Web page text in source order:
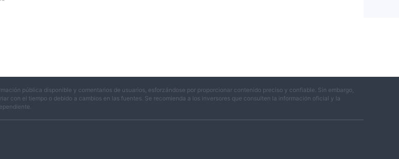
pública disponible y comentarios de usuarios, esforzándose por proporcionar contenido preciso y confiable. Sin embargo,
con el tiempo o debido a cambios en las fuentes. Se recomienda a los inversores que consulten la información oficial y la